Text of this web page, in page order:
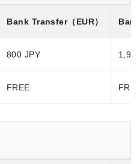
Bank Transfer（EUR）
800 JPY
FREE